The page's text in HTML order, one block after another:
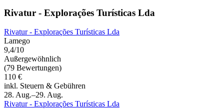
Rivatur - Explorações Turísticas Lda
Rivatur - Explorações Turísticas Lda
Lamego
9,4/10
Außergewöhnlich
(79 Bewertungen)
110 €
inkl. Steuern & Gebühren
28. Aug.–29. Aug.
Rivatur - Explorações Turísticas Lda